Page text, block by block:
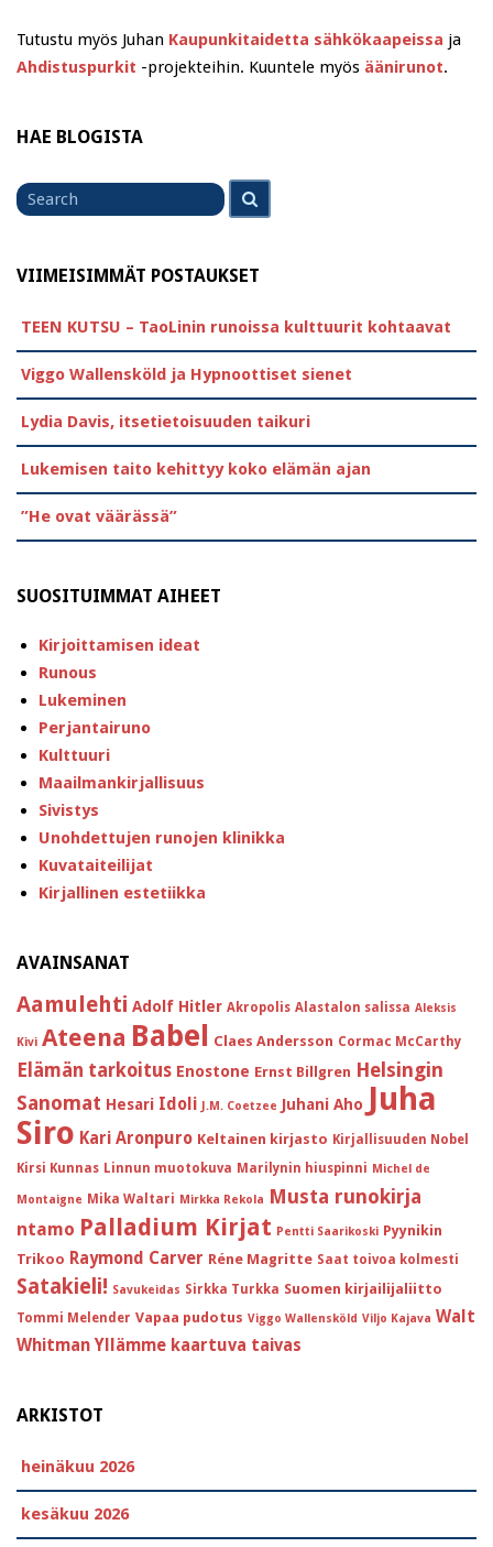
Tutustu myös Juhan Kaupunkitaidetta sähkökaapeissa ja
Ahdistuspurkit -projekteihin. Kuuntele myös äänirunot.
HAE BLOGISTA
for
VIIMEISIMMÄT POSTAUKSET
TEEN KUTSU – TaoLinin runoissa kulttuurit kohtaavat
Viggo Wallensköld ja Hypnoottiset sienet
Lydia Davis, itsetietoisuuden taikuri
Lukemisen taito kehittyy koko elämän ajan
”He ovat väärässä”
SUOSITUIMMAT AIHEET
Kirjoittamisen ideat
Runous
Lukeminen
Perjantairuno
Kulttuuri
Maailmankirjallisuus
Sivistys
Unohdettujen runojen klinikka
Kuvataiteilijat
Kirjallinen estetiikka
AVAINSANAT
Aamulehti Adolf Hitler Akropolis Alastalon salissa Aleksis
Kivi Ateena Babel Claes Andersson Cormac McCarthy
Elämän tarkoitus Enostone Ernst Billgren Helsingin
Sanomat Hesari Idoli J.M. Coetzee Juhani Aho Juha
Siro Kari Aronpuro Keltainen kirjasto Kirjallisuuden Nobel
Kirsi Kunnas Linnun muotokuva Marilynin hiuspinni Michel de
Montaigne Mika Waltari Mirkka Rekola Musta runokirja
ntamo Palladium Kirjat Pentti Saarikoski Pyynikin
Trikoo Raymond Carver Réne Magritte Saat toivoa kolmesti
Satakieli! Savukeidas Sirkka Turkka Suomen kirjailijaliitto
Tommi Melender Vapaa pudotus Viggo Wallensköld Viljo Kajava Walt
Whitman Yllämme kaartuva taivas
ARKISTOT
heinäkuu 2026
kesäkuu 2026